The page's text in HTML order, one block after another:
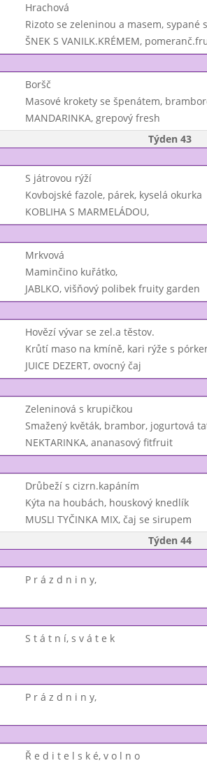
Hrachová
Rizoto se zeleninou a masem, sypané
ŠNEK S VANILK.KRÉMEM,
Boršč
Masové krokety se špenátem,
MANDARINKA, grepový fresh
Týden 43
S játrovou rýží
Kovbojské fazole, párek, kyselá okurka
KOBLIHA S MARMELÁDOU,
Mrkvová
Maminčino kuřátko,
JABLKO, višňový polibek fruity garden
Hovězí vývar se zel.a těstov.
Krůtí maso na kmíně, kari rýže s
JUICE DEZERT, ovocný čaj
Zeleninová s krupičkou
Smažený květák, brambor, jogurtová
NEKTARINKA, ananasový fitfruit
Drůbeží s cizrn.kapáním
Kýta na houbách, houskový knedlík
MUSLI TYČINKA MIX, čaj se sirupem
Týden 44
P r á z d n i n y,
S t á t n í, s v á t e k
P r á z d n i n y,
Ř e d i t e l s k é, v o l n o